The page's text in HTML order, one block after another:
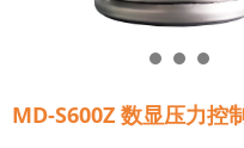
产品使用指南
MD-S600Z 数显压力控